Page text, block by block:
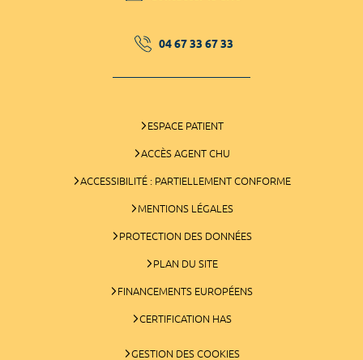
04 67 33 67 33
ESPACE PATIENT
ACCÈS AGENT CHU
ACCESSIBILITÉ : PARTIELLEMENT CONFORME
MENTIONS LÉGALES
PROTECTION DES DONNÉES
PLAN DU SITE
FINANCEMENTS EUROPÉENS
CERTIFICATION HAS
GESTION DES COOKIES